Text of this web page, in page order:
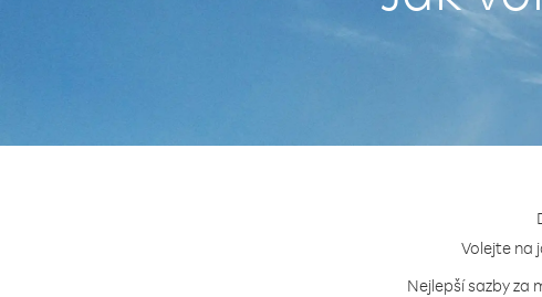
Volejte na
Nejlepší sazby za